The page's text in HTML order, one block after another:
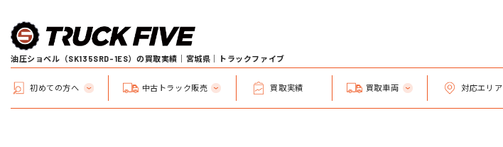
油圧ショベル（SK135SRD-1ES）の買取実績｜宮城県｜トラックファイブ
初めての方へ 中古トラック販売 買取実績 買取車両 対応エリア